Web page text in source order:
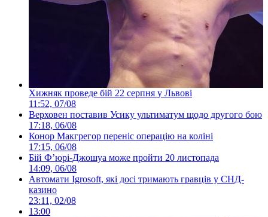
Хижняк проведе бій 22 серпня у Львові
11:52, 07/08
Верховен поставив Усику ультиматум щодо другого бою
17:18, 06/08
Конор Макгрегор переніс операцію на коліні
17:15, 06/08
Бій Ф’юрі-Джошуа може пройти 20 листопада
14:09, 06/08
Автомати Igrosoft, які досі тримають гравців у СНД-
казино
23:11, 02/08
13:00